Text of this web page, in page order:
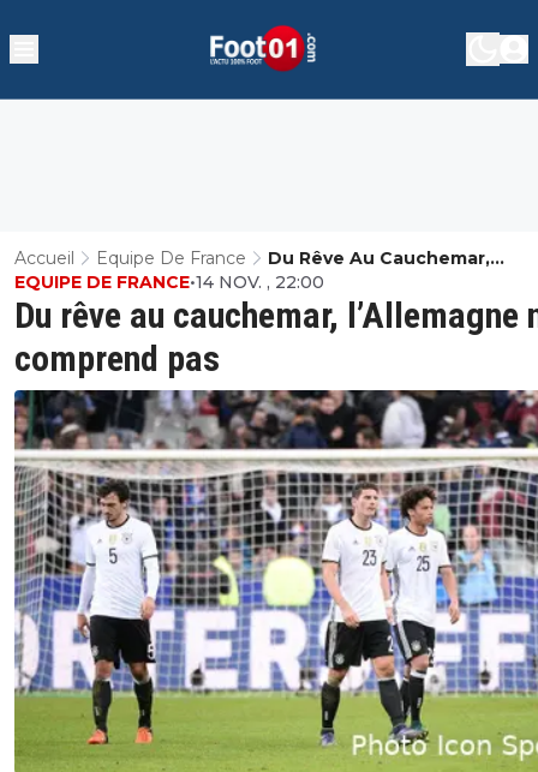
Accueil Equipe De France
Du Rêve Au Cauchemar,
L’Allemagne Ne Comprend
Du rêve au cauchemar, l’Allemagne
comprend pas
EQUIPE DE FRANCE•14 NOV. , 22:00